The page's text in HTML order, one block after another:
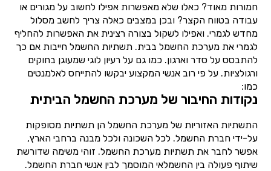
חמורות מאוד? כאלו שלא מאפשרות אפילו לחשוב על מגורים או
עבודה בטווח הקצר? ובכן במצבים כאלה צריך לחשב מסלול
מחדש לגמרי. ואפילו לשקול בצורה רצינית את האפשרות להחליף
לגמרי את מערכת החשמל בבית. תשתיות החשמל חייבות אם כך
להתבסס על סדר וארגון. כמו גם על רעיון לוגי שמעוגן בחוקים
ורגולציות. על פי רוב אנשי המקצוע יבקשו להתייחס לאלמנטים
כמו:
נקודות החיבור של מערכת החשמל הביתית
התשתיות האזוריות של מערכת החשמל הן תשתיות מסופקות
על-ידי חברת החשמל. לכל השכונה ולכל מבנה ברחבי הארץ,
אפשר לחבר את תשתיות מערכת החשמל. זוהי משימה שדורשת
שיתוף פעולה בין החשמלאי המוסמך לבין אנשי חברת החשמל.